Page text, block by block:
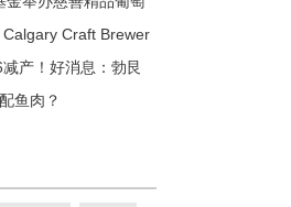
Craft Brewer
产！好消息：勃艮
鱼肉？